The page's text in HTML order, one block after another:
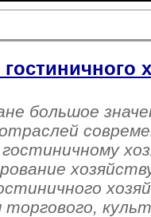
большое